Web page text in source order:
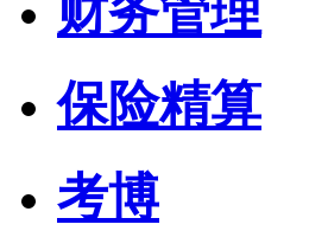
财务管理
保险精算
考博